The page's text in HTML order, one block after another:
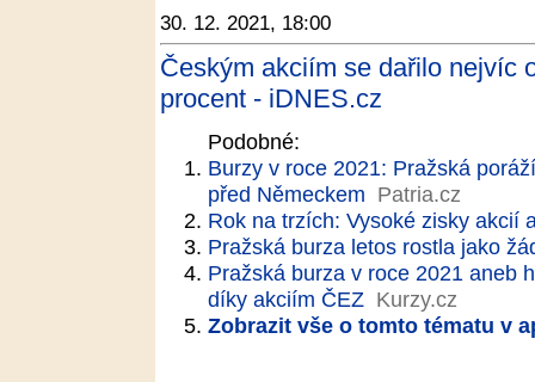
30. 12. 2021, 18:00
Českým akciím se dařilo nejvíc
procent - iDNES.cz
Podobné:
Burzy v roce 2021: Pražská
před Německem Patria.cz
Rok na trzích: Vysoké zisky akcií
Pražská burza letos rostla jako
Pražská burza v roce 2021 aneb
díky akciím ČEZ Kurzy.cz
Zobrazit vše o tomto tématu v